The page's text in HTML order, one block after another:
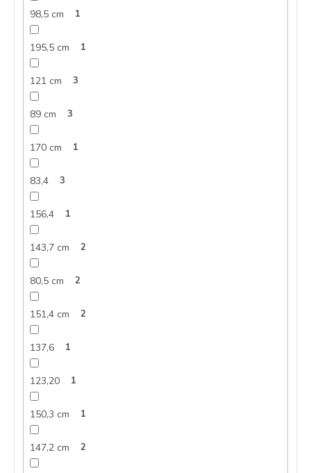
98,5 cm 1
195,5 cm 1
121 cm 3
89 cm 3
170 cm 1
83,4 3
156,4 1
143,7 cm 2
80,5 cm 2
151,4 cm 2
137,6 1
123,20 1
150,3 cm 1
147,2 cm 2